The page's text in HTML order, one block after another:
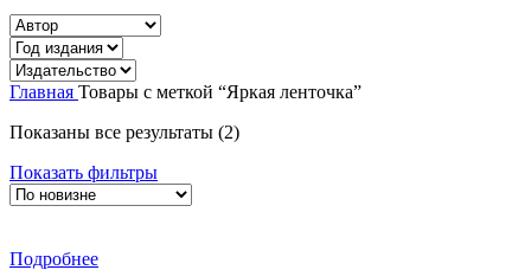
Главная Товары с меткой “Яркая ленточка”
Показаны все результаты (2)Сортировка:
Показать фильтры
Подробнее